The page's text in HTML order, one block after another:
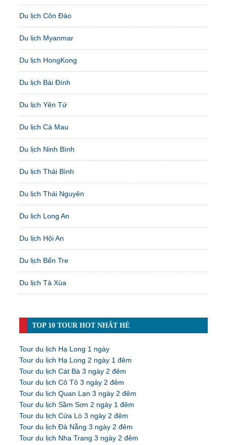
Du lịch Côn Đảo
Du lịch Myanmar
Du lịch HongKong
Du lịch Bái Đính
Du lịch Yên Tử
Du lịch Cà Mau
Du lịch Ninh Bình
Du lịch Thái Bình
Du lịch Thái Nguyên
Du lịch Long An
Du lịch Hội An
Du lịch Bến Tre
Du lịch Tà Xùa
TOP 10 TOUR HOT NHẤT HÈ
Tour du lịch Hạ Long 1 ngày
Tour du lịch Hạ Long 2 ngày 1 đêm
Tour du lịch Cát Bà 3 ngày 2 đêm
Tour du lịch Cô Tô 3 ngày 2 đêm
Tour du lịch Quan Lạn 3 ngày 2 đêm
Tour du lịch Sầm Sơn 2 ngày 1 đêm
Tour du lịch Cửa Lò 3 ngày 2 đêm
Tour du lịch Đà Nẵng 3 ngày 2 đêm
Tour du lịch Nha Trang 3 ngày 2 đêm